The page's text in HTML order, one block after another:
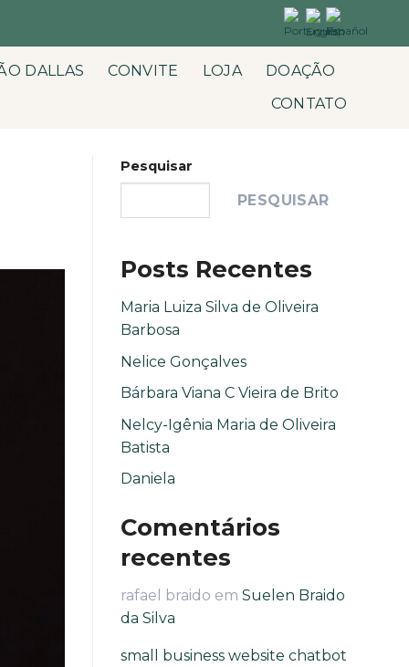
DALLAS CONVITE LOJA
DOAÇÃO
CONTATO
Pesquisar
PESQUISAR
Posts Recentes
Maria Luiza Silva de Oliveira
Barbosa
Nelice Gonçalves
Bárbara Viana C Vieira de Brito
Nelcy-Igênia Maria de Oliveira
Batista
Daniela
Comentários
recentes
rafael braido em Suelen Braido
da Silva
small business website chatbot